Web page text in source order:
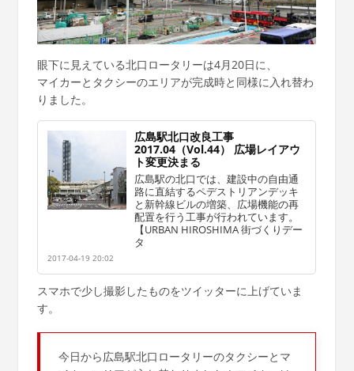
眼下に見えている北口ロータリーは4月20日に、
マイカーとタクシーのエリアが完成時と同様に入れ替わ
りました。
広島駅北口改良工事
2017.04（Vol.44） 広場レイアウ
ト変更決まる
広島駅の北口では、建設中の自由通
路に直結するペデストリアンデッキ
と新幹線ビルの増築、広場機能の再
配置を行う工事が行われています。
【URBAN HIROSHIMA 街づくりデー
タ
2017-04-19 20:02
スマホで少し撮影したものをツイッターに上げていま
す。
今日から広島駅北口ロータリーのタクシーとマ